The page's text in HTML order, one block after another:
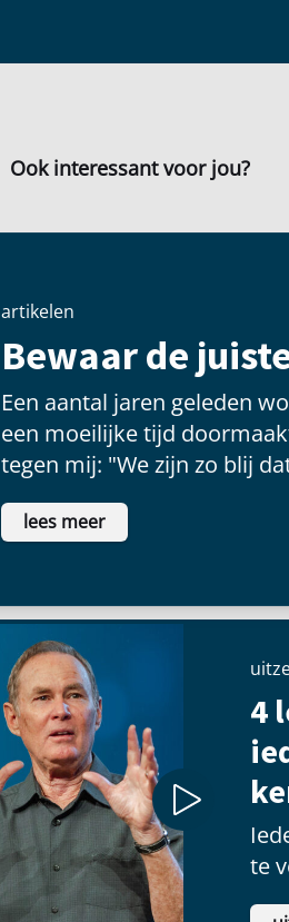
Ook interessant voor jou?
artikelen
Bewaar de
Een aantal jaren geleden
een moeilijke tijd
tegen mij: "We zijn zo blij
lees meer
4
te